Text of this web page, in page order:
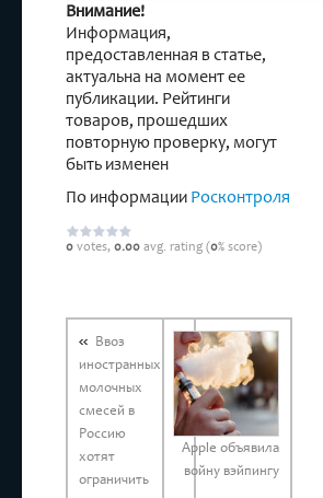
Внимание!
Информация,
предоставленная в статье,
актуальна на момент ее
публикации. Рейтинги
товаров, прошедших
повторную проверку, могут
быть изменен
По информации Росконтроля
0 votes, 0.00 avg. rating (0% score)
Apple объявила
войну вэйпингу
Ввоз
иностранных
молочных
смесей в
Россию
хотят
ограничить